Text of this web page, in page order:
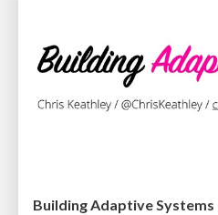
Building Adaptive Systems